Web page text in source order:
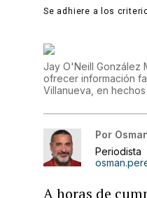
Se adhiere a los
Jay O'Neill González
ofrecer información
Villanueva, en
Por
Periodista
A horas de